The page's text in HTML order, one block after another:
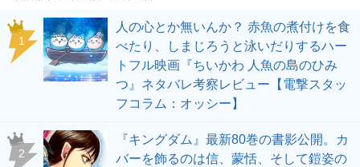
1
人の心とか無いんか？ 赤魚の煮付けを食
べたり、しまじろうと泳いだりするハー
トフル映画『ちいかわ 人魚の島のひみ
つ』ネタバレ考察レビュー【電撃スタッ
フコラム：オッシー】
2
『キングダム』最新80巻の書影公開。カ
バーを飾るのは信、蒙恬、そして鎧姿の